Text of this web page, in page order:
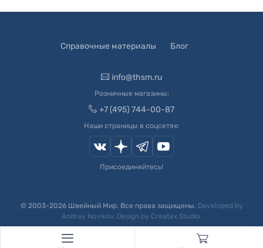
Справочные материалы Блог
info@thsm.ru
Розничные магазины:
+7 (495) 744-00-87
Наши страницы в соцсетях:
Присоединяйтесь!
© 2003-2026Швейный Мир. Все права защищены. Developed by
Andrey Novikov. Design by Createx Studio.